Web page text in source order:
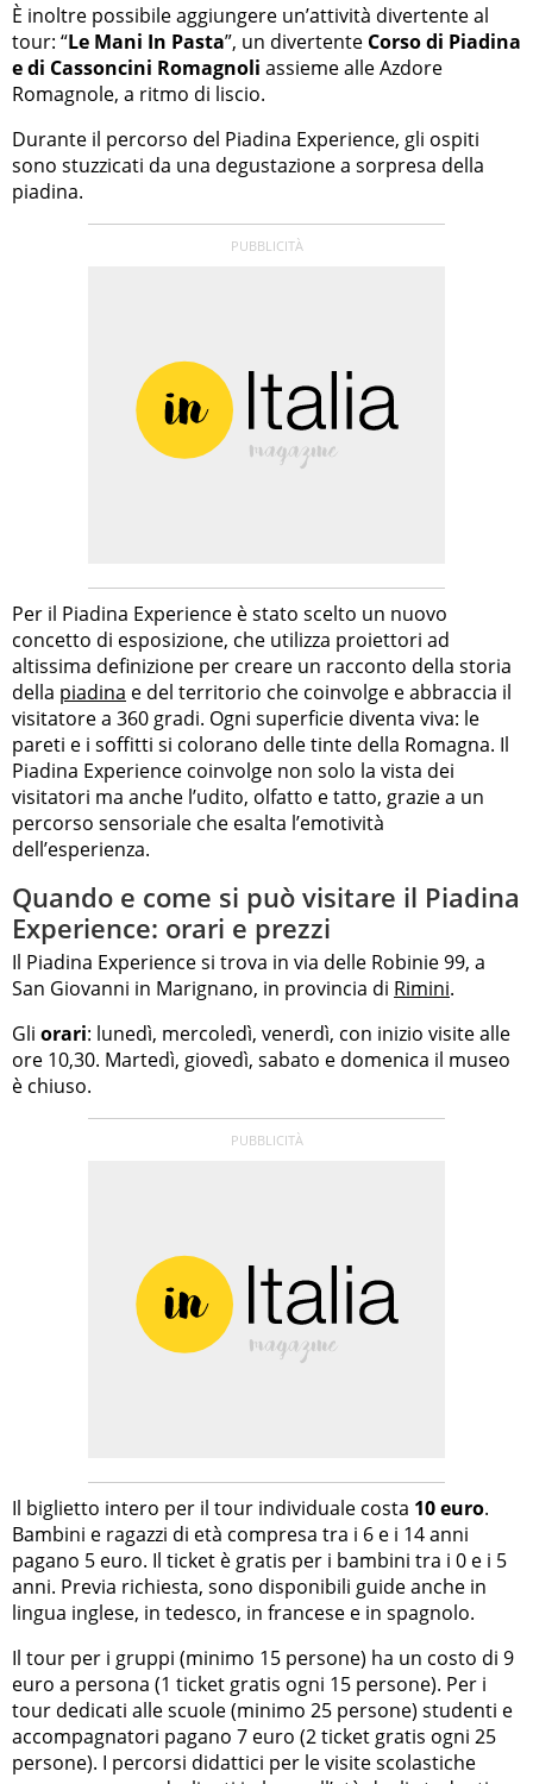
È inoltre possibile aggiungere un’attività divertente al
tour: “Le Mani In Pasta”, un divertente Corso di Piadina
e di Cassoncini Romagnoli assieme alle Azdore
Romagnole, a ritmo di liscio.
Durante il percorso del Piadina Experience, gli ospiti
sono stuzzicati da una degustazione a sorpresa della
piadina.
Per il Piadina Experience è stato scelto un nuovo
concetto di esposizione, che utilizza proiettori ad
altissima definizione per creare un racconto della storia
della piadina e del territorio che coinvolge e abbraccia il
visitatore a 360 gradi. Ogni superficie diventa viva: le
pareti e i soffitti si colorano delle tinte della Romagna. Il
Piadina Experience coinvolge non solo la vista dei
visitatori ma anche l’udito, olfatto e tatto, grazie a un
percorso sensoriale che esalta l’emotività
dell’esperienza.
Quando e come si può visitare il Piadina
Experience: orari e prezzi
Il Piadina Experience si trova in via delle Robinie 99, a
San Giovanni in Marignano, in provincia di Rimini.
Gli orari: lunedì, mercoledì, venerdì, con inizio visite alle
ore 10,30. Martedì, giovedì, sabato e domenica il museo
è chiuso.
Il biglietto intero per il tour individuale costa 10 euro.
Bambini e ragazzi di età compresa tra i 6 e i 14 anni
pagano 5 euro. Il ticket è gratis per i bambini tra i 0 e i 5
anni. Previa richiesta, sono disponibili guide anche in
lingua inglese, in tedesco, in francese e in spagnolo.
Il tour per i gruppi (minimo 15 persone) ha un costo di 9
euro a persona (1 ticket gratis ogni 15 persone). Per i
tour dedicati alle scuole (minimo 25 persone) studenti e
accompagnatori pagano 7 euro (2 ticket gratis ogni 25
persone). I percorsi didattici per le visite scolastiche